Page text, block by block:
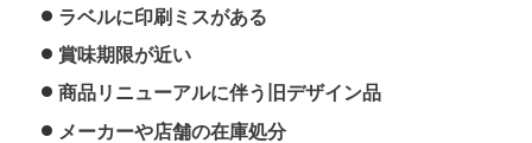
ラベルに印刷ミスがある
賞味期限が近い
商品リニューアルに伴う旧デザイン品
メーカーや店舗の在庫処分